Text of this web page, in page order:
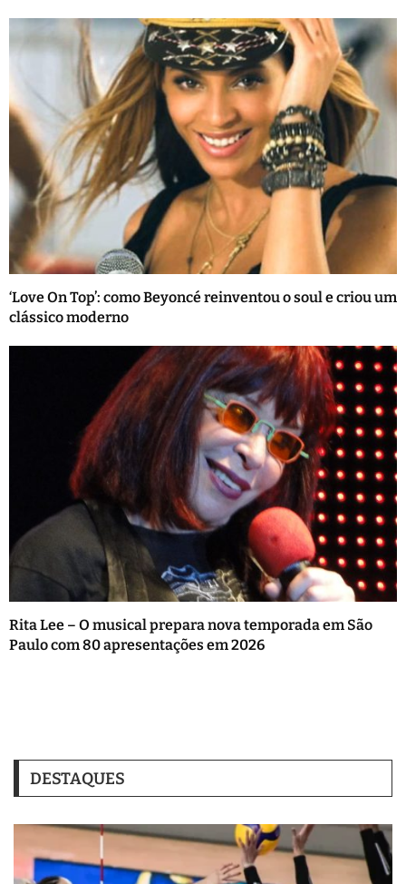
‘Love On Top’: como Beyoncé reinventou o soul e criou um
clássico moderno
Rita Lee – O musical prepara nova temporada em São
Paulo com 80 apresentações em 2026
DESTAQUES